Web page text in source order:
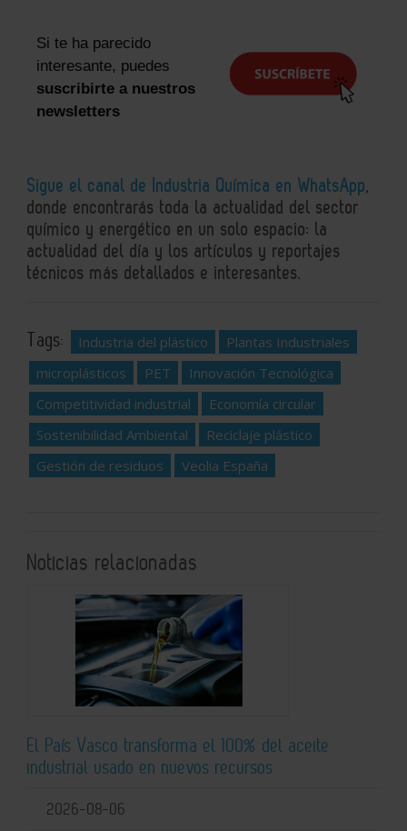
Si te ha parecido
interesante, puedes
suscribirte a nuestros
newsletters
Sigue el canal de Industria Química en WhatsApp,
donde encontrarás toda la actualidad del sector
químico y energético en un solo espacio: la
actualidad del día y los artículos y reportajes
técnicos más detallados e interesantes.
Tags: Industria del plástico
Plantas Industriales
microplásticos
PET
Innovación Tecnológica
Competitividad industrial
Economía circular
Sostenibilidad Ambiental
Reciclaje plástico
Gestión de residuos
Veolia España
Noticias relacionadas
El País Vasco transforma el 100% del aceite
industrial usado en nuevos recursos
2026-08-06